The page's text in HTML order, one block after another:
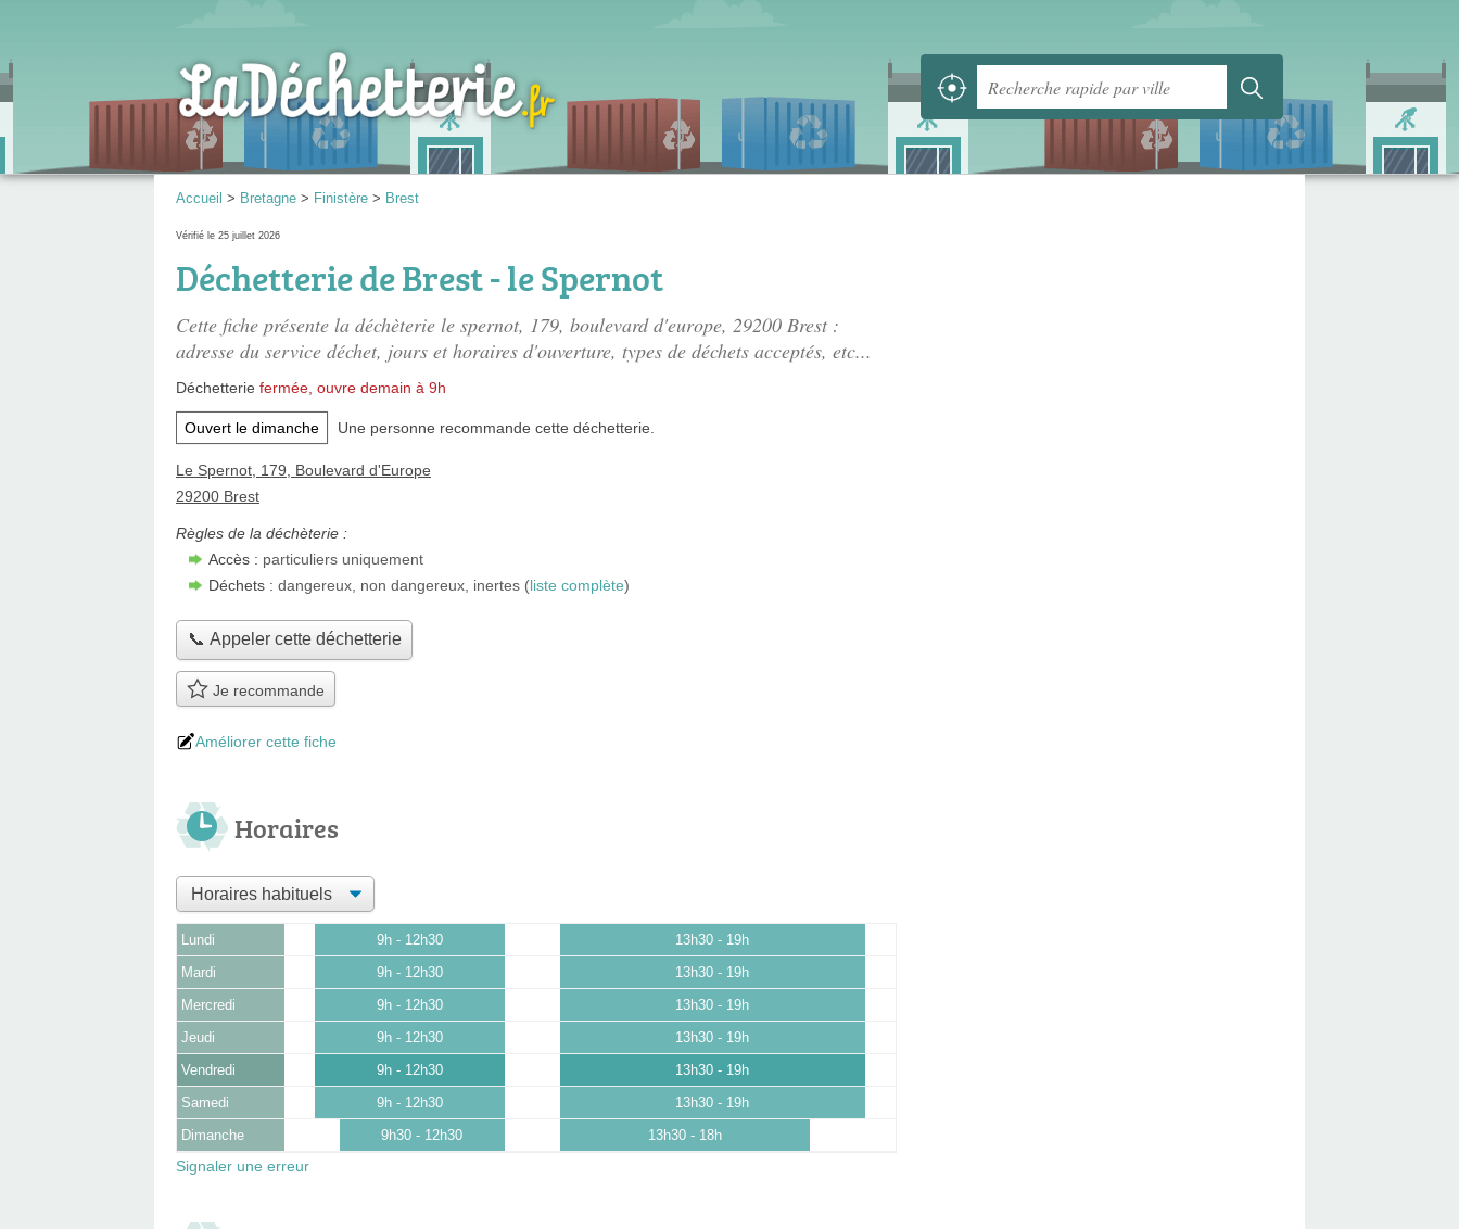
Accueil > Bretagne > Finistère > Brest
Vérifié le 25 juillet 2026
Déchetterie de Brest - le Spernot
Cette fiche présente la déchèterie le spernot, 179, boulevard d'europe, 29200 Brest :
adresse du service déchet, jours et horaires d'ouverture, types de déchets acceptés, etc...
Déchetterie fermée, ouvre demain à 9h
Ouvert le dimanche Une personne recommande cette déchetterie.
Le Spernot, 179, Boulevard d'Europe
29200 Brest
Règles de la déchèterie :
Accès : particuliers uniquement
Déchets : dangereux, non dangereux, inertes (liste complète)
📞 Appeler cette déchetterie
Je recommande
Améliorer cette fiche
Horaires
Lundi 9h - 12h30 13h30 - 19h
Mardi 9h - 12h30 13h30 - 19h
Mercredi 9h - 12h30 13h30 - 19h
Jeudi 9h - 12h30 13h30 - 19h
Vendredi 9h - 12h30 13h30 - 19h
Samedi 9h - 12h30 13h30 - 19h
Dimanche 9h30 - 12h30 13h30 - 18h
Signaler une erreur